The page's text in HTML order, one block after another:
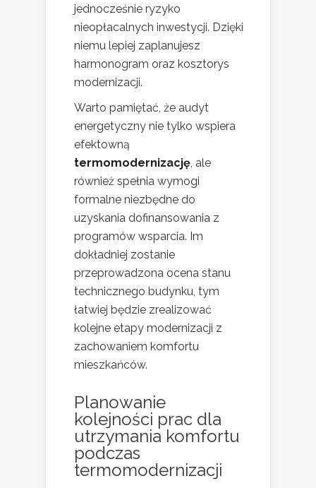
jednocześnie ryzyko
nieopłacalnych inwestycji. Dzięki
niemu lepiej zaplanujesz
harmonogram oraz kosztorys
modernizacji.
Warto pamiętać, że audyt
energetyczny nie tylko wspiera
efektowną
termomodernizację, ale
również spełnia wymogi
formalne niezbędne do
uzyskania dofinansowania z
programów wsparcia. Im
dokładniej zostanie
przeprowadzona ocena stanu
technicznego budynku, tym
łatwiej będzie zrealizować
kolejne etapy modernizacji z
zachowaniem komfortu
mieszkańców.
Planowanie
kolejności prac dla
utrzymania komfortu
podczas
termomodernizacji